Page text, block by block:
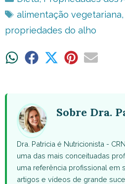
Tags
alimentação vegetariana,
propriedades do alho
ShareShare ShareShareShare
Sobre Dra.
Dra. Patricia é Nutricionista -
uma das mais conceituadas
uma referência profissional em
artigos e vídeos de grande